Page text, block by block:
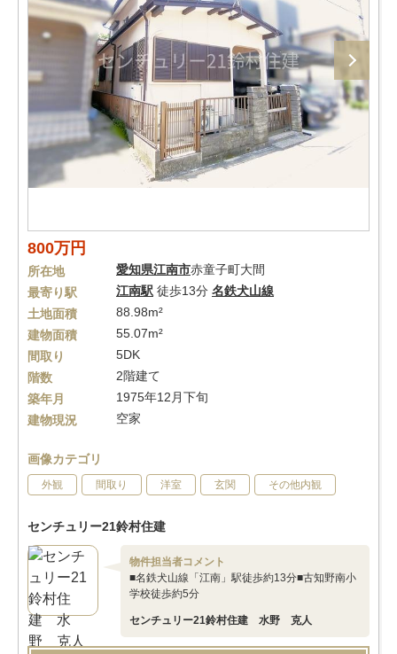
800万円
所在地 愛知県江南市赤童子町大間
最寄り駅
江南駅 徒歩13分 名鉄犬山線
土地面積
88.98m²
建物面積
55.07m²
間取り
5DK
階数
2階建て
築年月
1975年12月下旬
建物現況
空家
画像カテゴリ
外観 間取り 洋室 玄関 その他内観
センチュリー21鈴村住建
物件担当者コメント
■名鉄犬山線「江南」駅徒歩約13分■古知野南小
学校徒歩約5分
センチュリー21鈴村住建 水野 克人